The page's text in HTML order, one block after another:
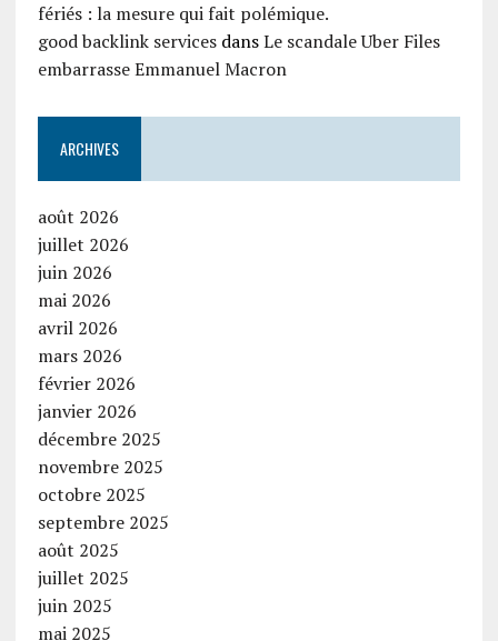
fériés : la mesure qui fait polémique.
good backlink servicesdansLe scandale Uber Files
embarrasse Emmanuel Macron
ARCHIVES
août 2026
juillet 2026
juin 2026
mai 2026
avril 2026
mars 2026
février 2026
janvier 2026
décembre 2025
novembre 2025
octobre 2025
septembre 2025
août 2025
juillet 2025
juin 2025
mai 2025